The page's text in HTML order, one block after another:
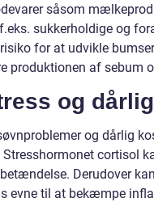
såsom
sukkerholdige og
for at udvikle
produktionen af sebum
og
og dårlig
Stresshormonet cortisol
Derudover
evne til at bekæmpe